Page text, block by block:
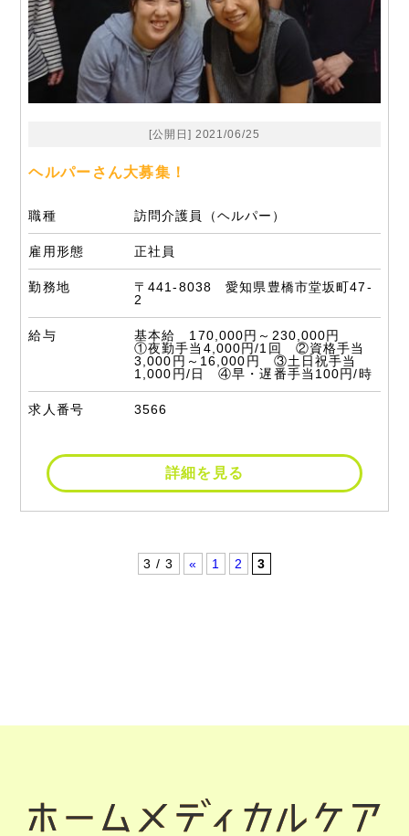
[公開日] 2021/06/25
ヘルパーさん大募集！
職種 訪問介護員（ヘルパー）
雇用形態 正社員
勤務地
〒441-8038 愛知県豊橋市堂坂町47-
2
給与
基本給 170,000円～230,000円
①夜勤手当4,000円/1回 ②資格手当
3,000円～16,000円 ③土日祝手当
1,000円/日 ④早・遅番手当100円/時
求人番号 3566
詳細を見る
3 / 3 « 1 2 3